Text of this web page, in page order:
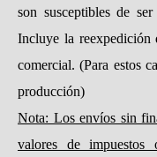
son susceptibles de
Incluye la reexpedición
comercial. (Para estos
producción)
Nota: Los envíos sin
valores de